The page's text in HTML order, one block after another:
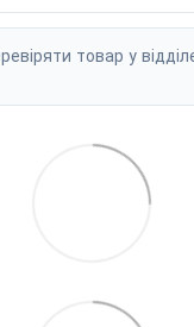
товар у